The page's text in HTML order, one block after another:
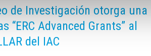
de Investigación otorga una
“ERC Advanced Grants” al
del IAC